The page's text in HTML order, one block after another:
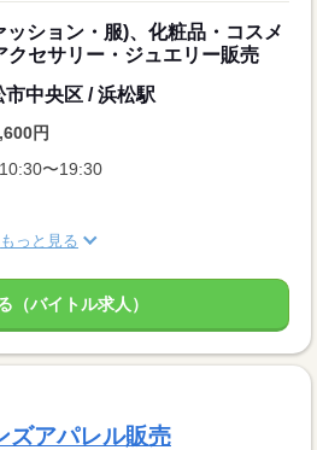
ッション・服)、化粧品・コスメ
クセサリー・ジュエリー販売
中央区 / 浜松駅
円
〜19:30
もっと見る
（バイトル求人）
ズアパレル販売